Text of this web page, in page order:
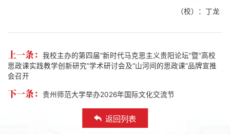
（校）：丁龙
上一条：
我校主办的第四届“新时代马克思主义贵阳论坛”暨“高校
思政课实践教学创新研究”学术研讨会及“山河间的思政课”品牌宣推
会召开
下一条： 贵州师范大学举办2026年国际文化交流节
返回列表